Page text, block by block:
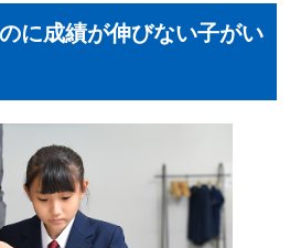
に成績が伸びない子がい